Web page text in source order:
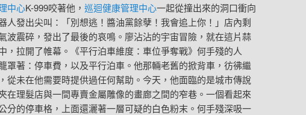
中心K-999咬著他， 巡迴健康管理中心一起從撞出來的洞口衝向
人發出尖叫：「別想逃！醬油黨餘孽！我會追上你！」店內剩
波震碎，發出了最後的哀鳴。廖沾沾的宇宙冒險，就在這片蒜
，拉開了帷幕。《平行泊車維度：車位爭奪戰》何手殘的人
罩著：停車費，以及平行泊車。他那輛老舊的掀背車，彷彿繼
從未在他需要時提供過任何幫助。今天，他面臨的是城市傳說
在理髮店與一間專賣金屬雕像的畫廊之間的窄巷。一個看起來
分的停車格，上面還灑著一層可疑的白色粉末。何手殘深吸一